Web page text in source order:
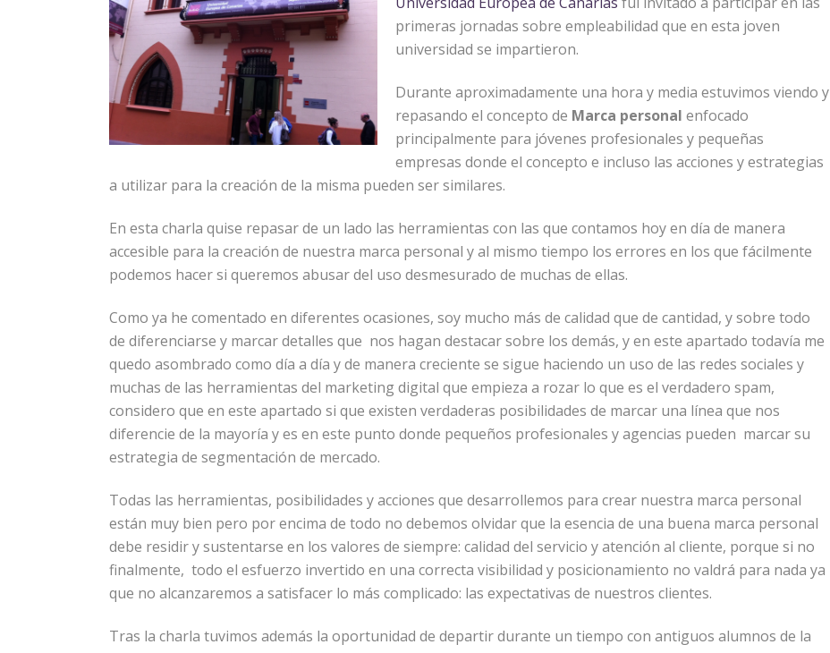
primeras jornadas sobre empleabilidad que en esta joven
universidad se impartieron.
Durante aproximadamente una hora y media estuvimos viendo y
repasando el concepto de Marca personal enfocado
principalmente para jóvenes profesionales y pequeñas
empresas donde el concepto e incluso las acciones y estrategias
a utilizar para la creación de la misma pueden ser similares.
En esta charla quise repasar de un lado las herramientas con las que contamos hoy en día de manera
accesible para la creación de nuestra marca personal y al mismo tiempo los errores en los que fácilmente
podemos hacer si queremos abusar del uso desmesurado de muchas de ellas.
Como ya he comentado en diferentes ocasiones, soy mucho más de calidad que de cantidad, y sobre todo
de diferenciarse y marcar detalles que nos hagan destacar sobre los demás, y en este apartado todavía me
quedo asombrado como día a día y de manera creciente se sigue haciendo un uso de las redes sociales y
muchas de las herramientas del marketing digital que empieza a rozar lo que es el verdadero spam,
considero que en este apartado si que existen verdaderas posibilidades de marcar una línea que nos
diferencie de la mayoría y es en este punto donde pequeños profesionales y agencias pueden marcar su
estrategia de segmentación de mercado.
Todas las herramientas, posibilidades y acciones que desarrollemos para crear nuestra marca personal
están muy bien pero por encima de todo no debemos olvidar que la esencia de una buena marca personal
debe residir y sustentarse en los valores de siempre: calidad del servicio y atención al cliente, porque si no
finalmente, todo el esfuerzo invertido en una correcta visibilidad y posicionamiento no valdrá para nada ya
que no alcanzaremos a satisfacer lo más complicado: las expectativas de nuestros clientes.
Tras la charla tuvimos además la oportunidad de departir durante un tiempo con antiguos alumnos de la